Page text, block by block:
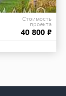
Стоимость
проекта
40 800 ₽